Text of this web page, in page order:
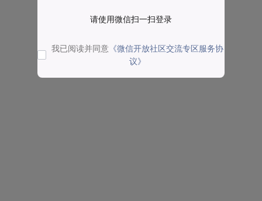
请使用微信扫一扫登录
我已阅读并同意 《微信开放社区交流专区服务协
议》